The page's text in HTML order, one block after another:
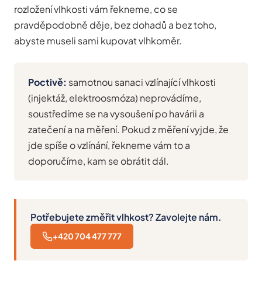
rozložení vlhkosti vám řekneme, co se
pravděpodobně děje, bez dohadů a bez toho,
abyste museli sami kupovat vlhkoměr.
Poctivě: samotnou sanaci vzlínající vlhkosti
(injektáž, elektroosmóza) neprovádíme,
soustředíme se na vysoušení po havárii a
zatečení a na měření. Pokud z měření vyjde, že
jde spíše o vzlínání, řekneme vám to a
doporučíme, kam se obrátit dál.
Potřebujete změřit vlhkost? Zavolejte nám.
+420 704 477 777